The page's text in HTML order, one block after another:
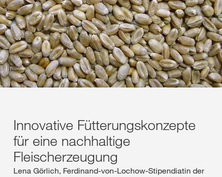
Innovative Fütterungskonzepte
für eine nachhaltige
Fleischerzeugung
Lena Görlich, Ferdinand-von-Lochow-Stipendiatin der